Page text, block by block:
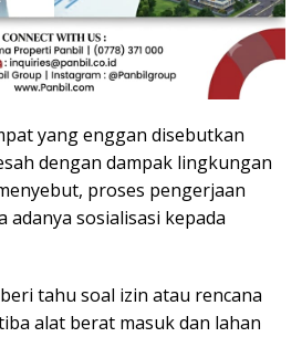
yang enggan disebutkan
dengan dampak lingkungan
proses pengerjaan
adanya sosialisasi kepada
tahu soal izin atau rencana
alat berat masuk dan lahan